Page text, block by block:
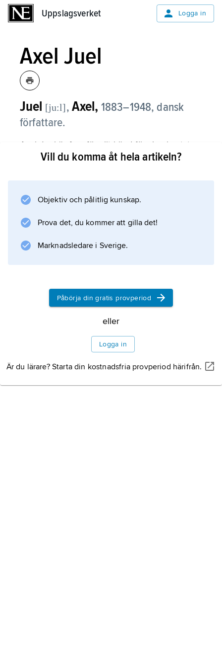
Uppslagsverket Logga in
Axel Juel
Juel [ju:l], Axel, 1883–1948, dansk
författare.
Axel Juel är framför allt känd för sina kantater
till nationella högtider och för patriotiska
Juel finns i en lång rad populära diktsamlingar.
Bogen om Grete
(1920), som handlar om ett olyckligt
kärleksförhållande, kom ut i
Information om artikeln
Vill du komma åt hela artikeln?
Objektiv och pålitlig kunskap.
Prova det, du kommer att gilla det!
Marknadsledare i Sverige.
Påbörja din gratis provperiod
eller
Logga in
Är du lärare? Starta din kostnadsfria provperiod härifrån.